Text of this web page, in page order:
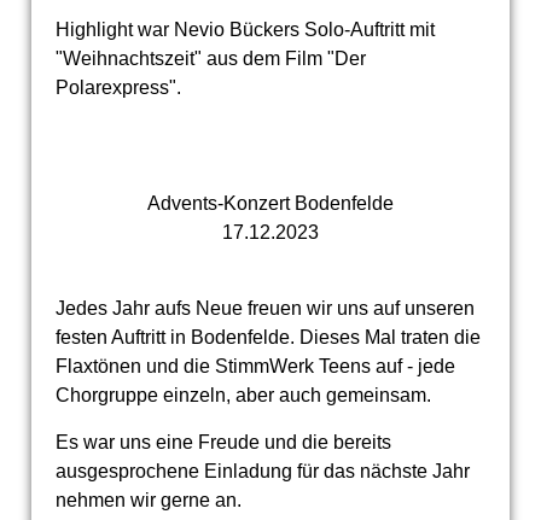
Highlight war Nevio Bückers Solo-Auftritt mit
"Weihnachtszeit" aus dem Film "Der
Polarexpress".
Advents-Konzert Bodenfelde
17.12.2023
Jedes Jahr aufs Neue freuen wir uns auf unseren
festen Auftritt in Bodenfelde. Dieses Mal traten die
Flaxtönen und die StimmWerk Teens auf - jede
Chorgruppe einzeln, aber auch gemeinsam.
Es war uns eine Freude und die bereits
ausgesprochene Einladung für das nächste Jahr
nehmen wir gerne an.